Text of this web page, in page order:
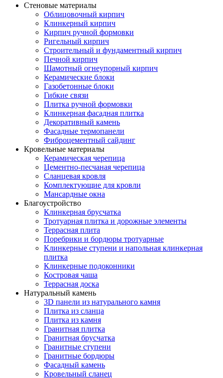
Стеновые материалы
Облицовочный кирпич
Клинкерный кирпич
Кирпич ручной формовки
Ригельный кирпич
Строительный и фундаментный кирпич
Печной кирпич
Шамотный огнеупорный кирпич
Керамические блоки
Газобетонные блоки
Гибкие связи
Плитка ручной формовки
Клинкерная фасадная плитка
Декоративный камень
Фасадные термопанели
Фиброцементный сайдинг
Кровельные материалы
Керамическая черепица
Цементно-песчаная черепица
Сланцевая кровля
Комплектующие для кровли
Мансардные окна
Благоустройство
Клинкерная брусчатка
Тротуарная плитка и дорожные элементы
Террасная плита
Поребрики и бордюры тротуарные
Клинкерные ступени и напольная клинкерная
плитка
Клинкерные подоконники
Костровая чаша
Террасная доска
Натуральный камень
3D панели из натурального камня
Плитка из сланца
Плитка из камня
Гранитная плитка
Гранитная брусчатка
Гранитные ступени
Гранитные бордюры
Фасадный камень
Кровельный сланец